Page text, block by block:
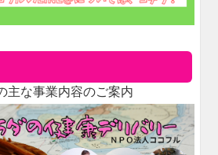
主な事業内容のご案内